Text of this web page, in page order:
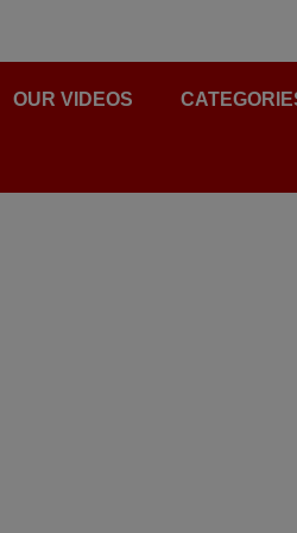
OUR VIDEOS